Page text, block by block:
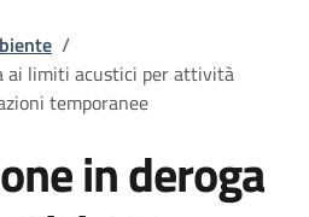
/
ai limiti acustici per attività
temporanee
in deroga